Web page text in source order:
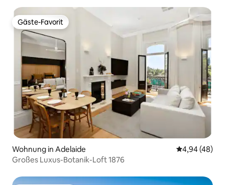
Gäste-Favorit
Gäste-Favorit
Wohnung in Adelaide
4,94 (48)
Großes Luxus-Botanik-Loft 1876